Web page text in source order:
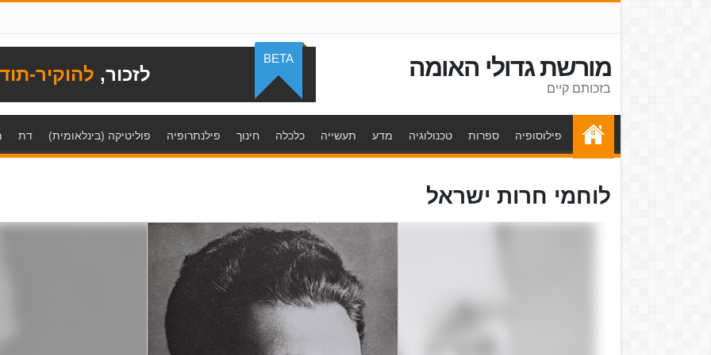
מורשת גדולי האומה
בזכותם קיים
לזכור, להוקיר-
BETA
פילוסופיה ספרות טכנולוגיה מדע תעשייה כלכלה חינוך פילנתרופיה פוליטיקה (בינלאומית) דת
לוחמי חרות ישראל